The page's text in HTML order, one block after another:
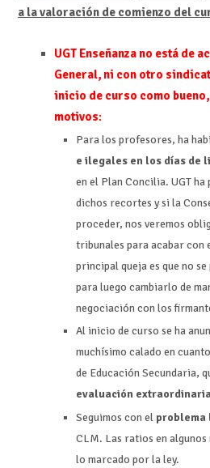
a la valoración de comienzo del
UGT Enseñanza no está de
General, ni con otro
inicio de curso como
motivos:
Para los profesores, ha
e ilegales en los días de
en el Plan Concilia. UGT
dichos recortes y si la
proceder, nos veremos
tribunales para acabar
principal queja es que no
para luego cambiarlo de
negociación con los
Al inicio de curso se ha
muchísimo calado en
de Educación Secundaria,
evaluación
Seguimos con el problema
CLM. Las ratios en algunos
lo marcado por la ley.